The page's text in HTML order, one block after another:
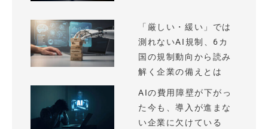
「厳しい・緩い」では
測れないAI規制、6カ
国の規制動向から読み
解く企業の備えとは
AIの費用障壁が下がっ
た今も、導入が進まな
い企業に欠けている